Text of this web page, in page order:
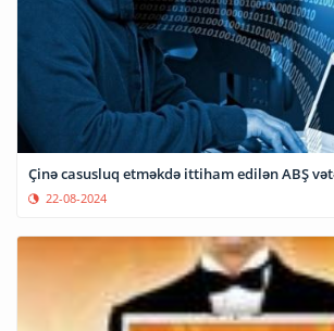
Çinə casusluq etməkdə ittiham edilən ABŞ
22-08-2024